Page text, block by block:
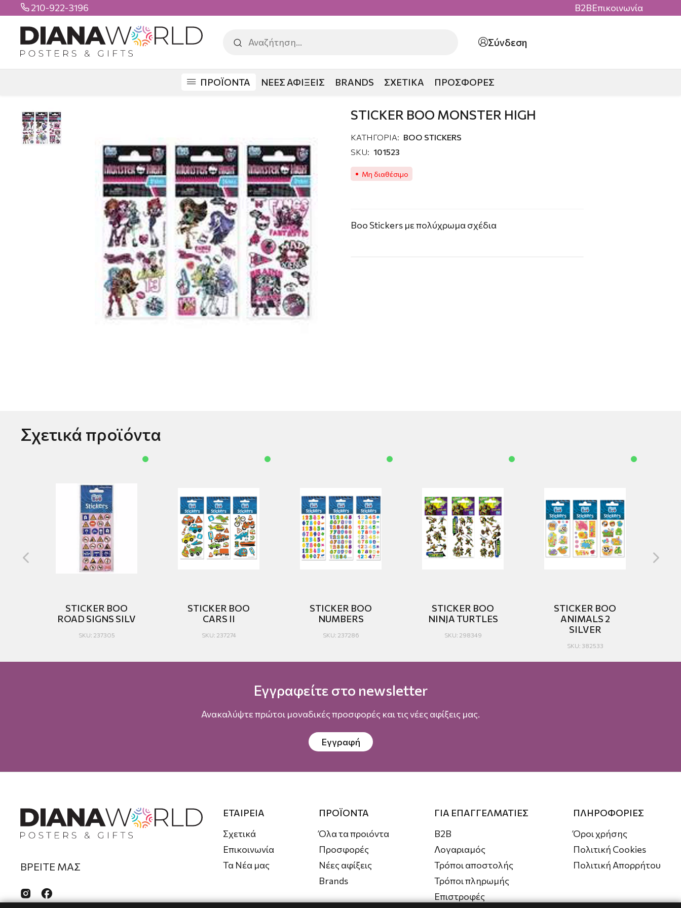
 210-922-3196 B2BΕπικοινωνία
Σύνδεση
ΠΡΟΪΟΝΤΑ ΝΕΕΣ ΑΦΙΞΕΙΣ BRANDS ΣΧΕΤΙΚΑ ΠΡΟΣΦΟΡΕΣ
STICKER BOO MONSTER HIGH
ΚΑΤΗΓΟΡΙΑ: ΒΟΟ STICKERS
SKU: 101523
Μη διαθέσιμο
Boo Stickers με πολύχρωμα σχέδια
Σχετικά προϊόντα
STICKER BOO
ROAD SIGNS SILV
SKU: 237305
STICKER BOO
CARS II
SKU: 237274
STICKER BOO
NUMBERS
SKU: 237286
STICKER BOO
NINJA TURTLES
SKU: 298349
STICKER BOO
ANIMALS 2
SILVER
SKU: 382533
Εγγραφείτε στο newsletter
Ανακαλύψτε πρώτοι μοναδικές προσφορές και τις νέες αφίξεις μας.
Εγγραφή
ΒΡΕΙΤΕ ΜΑΣ
 
ΕΤΑΙΡΕΙΑ
Σχετικά
Επικοινωνία
Τα Νέα μας
ΠΡΟΪΟΝΤΑ
Όλα τα προιόντα
Προσφορές
Νέες αφίξεις
Brands
ΓΙΑ ΕΠΑΓΓΕΛΜΑΤΙΕΣ
B2B
Λογαριαμός
Τρόποι αποστολής
Τρόποι πληρωμής
Επιστροφές
ΠΛΗΡΟΦΟΡΙΕΣ
Όροι χρήσης
Πολιτική Cookies
Πολιτική Απορρήτου